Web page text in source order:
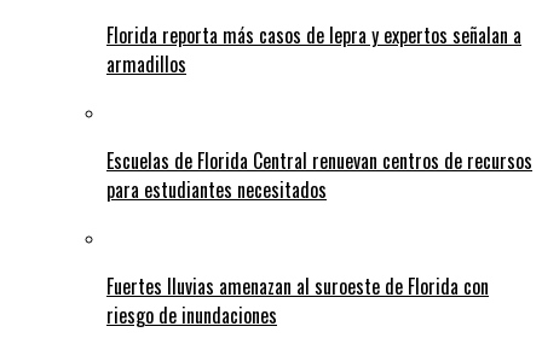
Florida reporta más casos de lepra y expertos señalan a
armadillos
Escuelas de Florida Central renuevan centros de recursos
para estudiantes necesitados
Fuertes lluvias amenazan al suroeste de Florida con
riesgo de inundaciones